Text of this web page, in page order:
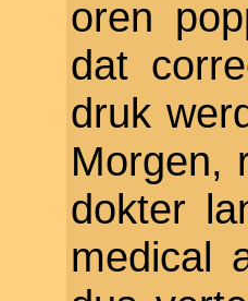
oren
dat
druk
Morgen,
dokter
medical